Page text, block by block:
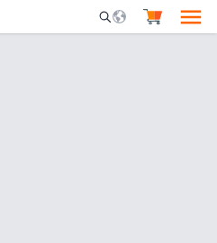
Mobile Search